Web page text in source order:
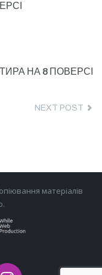
НА 8 ПОВЕРСІ
NEXT POST
матеріалів